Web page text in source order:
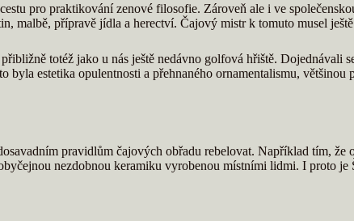
pro praktikování zenové filosofie. Zároveň ale i ve
malbě, přípravě jídla a herectví. Čajový mistr k tomuto musel
totéž jako u nás ještě nedávno golfová hřiště.
byla estetika opulentnosti a přehnaného ornamentalismu,
pravidlům čajových obřadu rebelovat. Například tím,
nezdobnou keramiku vyrobenou místními lidmi. I proto